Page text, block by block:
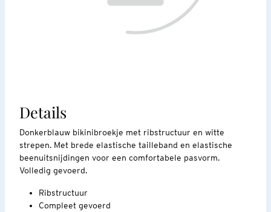
Details
Donkerblauw bikinibroekje met ribstructuur en witte
strepen. Met brede elastische tailleband en elastische
beenuitsnijdingen voor een comfortabele pasvorm.
Volledig gevoerd.
Ribstructuur
Compleet gevoerd